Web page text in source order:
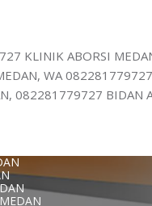
KLINIK ABORSI
WA
082281779727
0822817797
779-727 K
MEDAN